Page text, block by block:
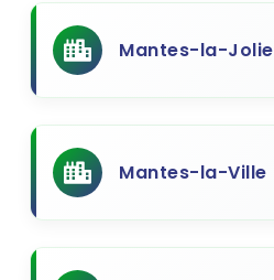
Mantes-la-Jolie
Mantes-la-Ville